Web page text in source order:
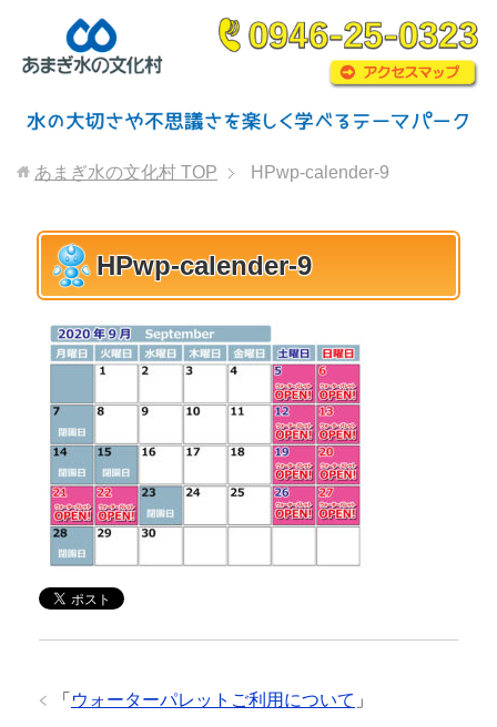
あまぎ水の文化村 TOP HPwp-calender-9
HPwp-calender-9
「 ウォーターパレットご利用について 」